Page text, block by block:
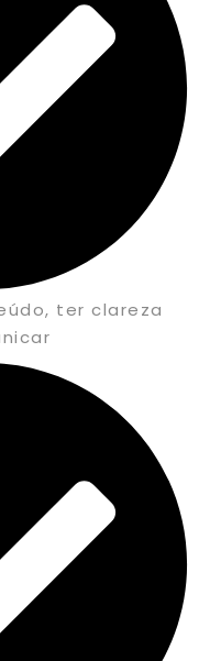
ter clareza